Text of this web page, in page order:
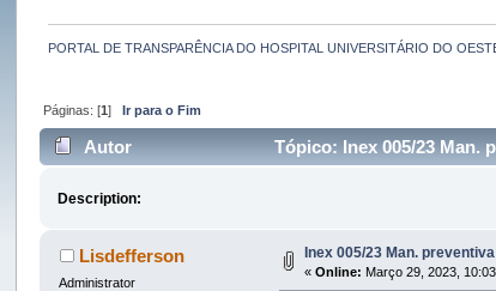
PORTAL DE TRANSPARÊNCIA DO HOSPITAL UNIVERSITÁRIO DO
Páginas: [1] Ir para o Fim
Autor Tópico: Inex 005/23 Man.
Description:
Lisdefferson
Administrator
Inex 005/23 Man.
«Online: Março 29, 2023,